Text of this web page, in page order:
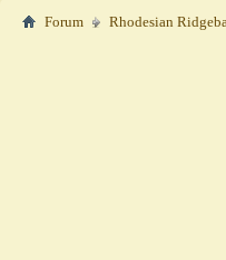
Forum Rhodesian